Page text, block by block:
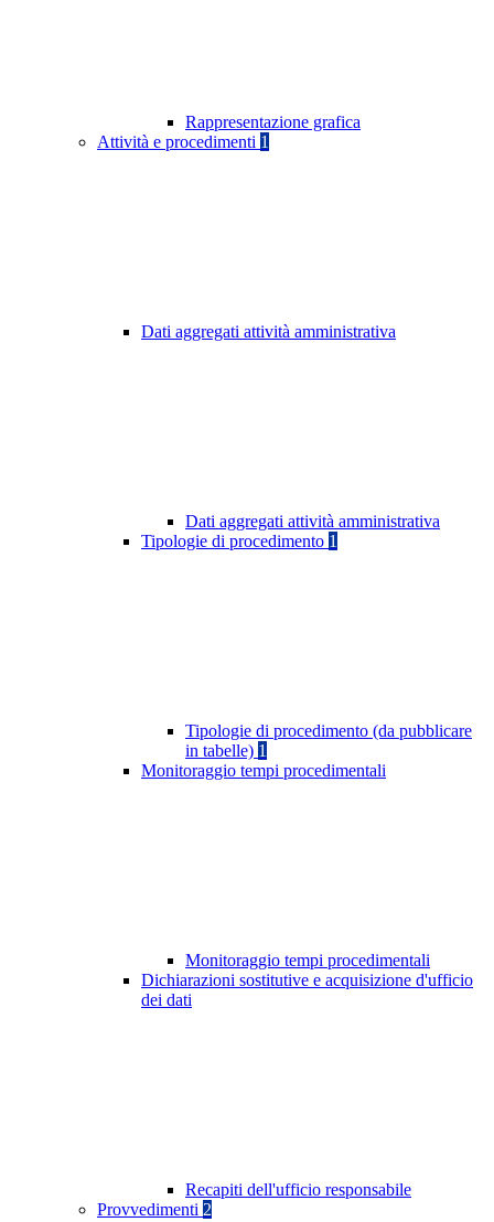
Rappresentazione grafica
Attività e procedimenti 1
Dati aggregati attività amministrativa
Dati aggregati attività amministrativa
Tipologie di procedimento 1
Tipologie di procedimento (da pubblicare
in tabelle) 1
Monitoraggio tempi procedimentali
Monitoraggio tempi procedimentali
Dichiarazioni sostitutive e acquisizione d'ufficio
dei dati
Recapiti dell'ufficio responsabile
Provvedimenti 2